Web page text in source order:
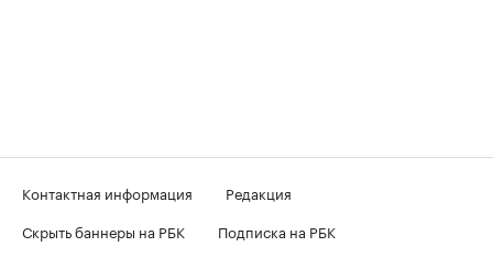
Контактная информация
Редакция
Скрыть баннеры на РБК
Подписка на РБК